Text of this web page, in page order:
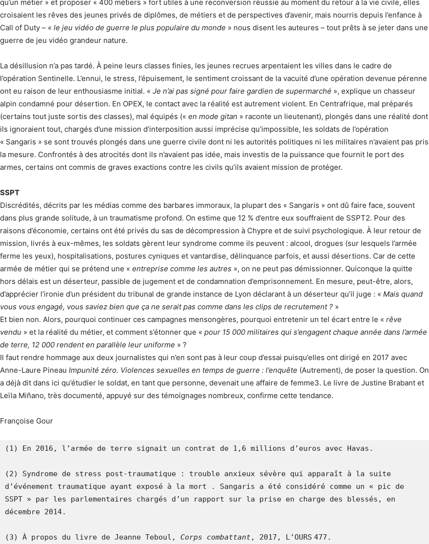
qu’un métier » et proposer « 400 métiers » fort utiles à une reconversion réussie au moment du retour à la vie civile, elles
croisaient les rêves des jeunes privés de diplômes, de métiers et de perspectives d’avenir, mais nourris depuis l’enfance à
Call of Duty – « le jeu vidéo de guerre le plus populaire du monde » nous disent les auteures – tout prêts à se jeter dans une
guerre de jeu vidéo grandeur nature.
La désillusion n’a pas tardé. À peine leurs classes finies, les jeunes recrues arpentaient les villes dans le cadre de
l’opération Sentinelle. L’ennui, le stress, l’épuisement, le sentiment croissant de la vacuité d’une opération devenue pérenne
ont eu raison de leur enthousiasme initial. « Je n’ai pas signé pour faire gardien de supermarché », explique un chasseur
alpin condamné pour désertion. En OPEX, le contact avec la réalité est autrement violent. En Centrafrique, mal préparés
(certains tout juste sortis des classes), mal équipés (« en mode gitan » raconte un lieutenant), plongés dans une réalité dont
ils ignoraient tout, chargés d’une mission d’inter­position aussi imprécise qu’impossible, les soldats de l’opération
« Sangaris » se sont trouvés plongés dans une guerre civile dont ni les autorités politiques ni les militaires n’avaient pas pris
la mesure. Confrontés à des atrocités dont ils n’avaient pas idée, mais investis de la puissance que fournit le port des
armes, certains ont commis de graves exactions contre les civils qu’ils avaient mission de protéger.
SSPT
Discrédités, décrits par les médias comme des barbares immoraux, la plupart des « Sangaris » ont dû faire face, souvent
dans plus grande solitude, à un traumatisme profond. On estime que 12 % d’entre eux souffraient de SSPT2. Pour des
raisons d’économie, certains ont été privés du sas de décompression à Chypre et de suivi psychologique. À leur retour de
mission, livrés à eux-mêmes, les soldats gèrent leur syndrome comme ils peuvent : alcool, drogues (sur lesquels l’armée
ferme les yeux), hospitalisations, postures cyniques et vantardise, délinquance parfois, et aussi désertions. Car de cette
armée de métier qui se prétend une « entreprise comme les autres », on ne peut pas démissionner. Quiconque la quitte
hors délais est un déserteur, passible de jugement et de condamnation d’emprisonnement. En mesure, peut-être, alors,
d’apprécier l’ironie d’un président du tribunal de grande instance de Lyon déclarant à un déserteur qu’il juge : « Mais quand
vous vous engagé, vous saviez bien que ça ne serait pas comme dans les clips de recrutement ? »
Et bien non. Alors, pourquoi continuer ces campagnes mensongères, pourquoi entretenir un tel écart entre le « rêve
vendu » et la réalité du métier, et comment s’étonner que « pour 15 000 militaires qui s’engagent chaque année dans l’armée
de terre, 12 000 rendent en parallèle leur uniforme » ?
Il faut rendre hommage aux deux journalistes qui n’en sont pas à leur coup d’essai puisqu’elles ont dirigé en 2017 avec
Anne-Laure Pineau Impunité zéro. Violences sexuelles en temps de guerre : l’enquête (Autrement), de poser la question. On
a déjà dit dans ici qu’étudier le soldat, en tant que personne, devenait une affaire de femme3. Le livre de Justine Brabant et
Leïla Miñano, très documenté, appuyé sur des témoignages nombreux, confirme cette tendance.
Françoise Gour
(1) En 2016, l’armée de terre signait un contrat de 1,6 millions d’euros avec Havas.
(2) Syndrome de stress post-traumatique : trouble anxieux sévère qui apparaît à la suite
d’événement traumatique ayant exposé à la mort . Sangaris a été considéré comme un « pic de
SSPT » par les parlementaires chargés d’un rapport sur la prise en charge des blessés, en
décembre 2014.
(3) À propos du livre de Jeanne Teboul, Corps combattant, 2017, L’OURS 477.